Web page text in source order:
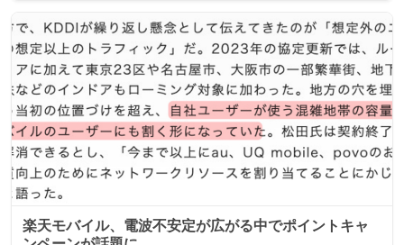
楽天モバイル、電波不安定が広がる中でポイントキャ